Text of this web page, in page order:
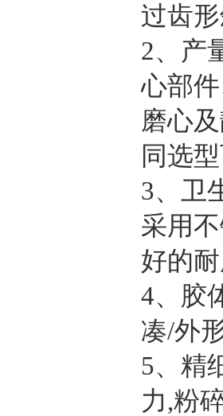
过齿
2、产
心部
磨心
同选
3、卫
采用
好的
4、胶
凑/外
5、精
力,粉